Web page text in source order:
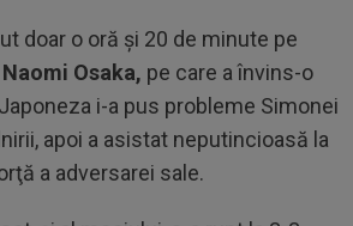
doar o oră şi 20 de minute pe
Naomi Osaka, pe care a învins-o
i-a pus probleme Simonei
apoi a asistat neputincioasă la
a adversarei sale.